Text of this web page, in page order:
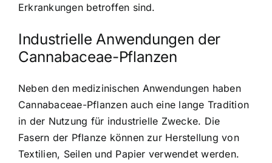
Erkrankungen betroffen sind.
Industrielle Anwendungen der
Cannabaceae-Pflanzen
Neben den medizinischen Anwendungen haben
Cannabaceae-Pflanzen auch eine lange Tradition
in der Nutzung für industrielle Zwecke. Die
Fasern der Pflanze können zur Herstellung von
Textilien, Seilen und Papier verwendet werden.